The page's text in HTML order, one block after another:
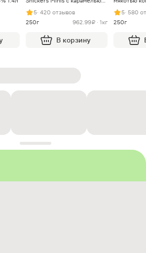
арахисом и нугой
5· 420 отзывов
250г
962.99 ₽ · 1кг
В корзину
5· 580
250г